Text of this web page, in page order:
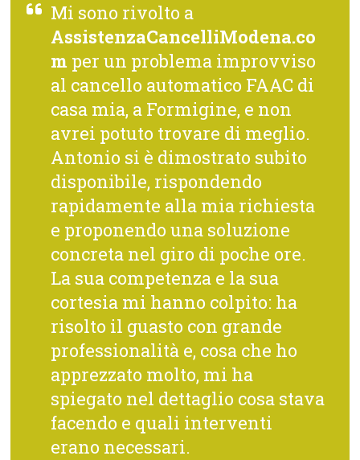
Mi sono rivolto a
AssistenzaCancelliModena.co
m per un problema improvviso
al cancello automatico FAAC di
casa mia, a Formigine, e non
avrei potuto trovare di meglio.
Antonio si è dimostrato subito
disponibile, rispondendo
rapidamente alla mia richiesta
e proponendo una soluzione
concreta nel giro di poche ore.
La sua competenza e la sua
cortesia mi hanno colpito: ha
risolto il guasto con grande
professionalità e, cosa che ho
apprezzato molto, mi ha
spiegato nel dettaglio cosa stava
facendo e quali interventi
erano necessari.